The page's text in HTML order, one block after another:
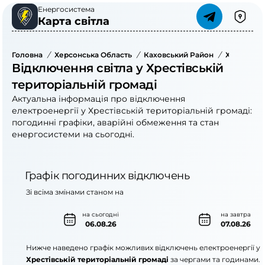
Енергосистема
Карта світла
Головна / Херсонська Область / Каховський Район /
Відключення світла у Хрестівській
територіальній громаді
Актуальна інформація про відключення
електроенергії у Хрестівській територіальній громаді:
погодинні графіки, аварійні обмеження та стан
енергосистеми на сьогодні.
Графік погодинних відключень
на сьогодні
06.08.26
на завтра
07.08.26
Зі всіма змінами станом на
Нижче наведено графік можливих відключень електроенергії у
Хрестівській територіальній громаді за чергами та годинами.